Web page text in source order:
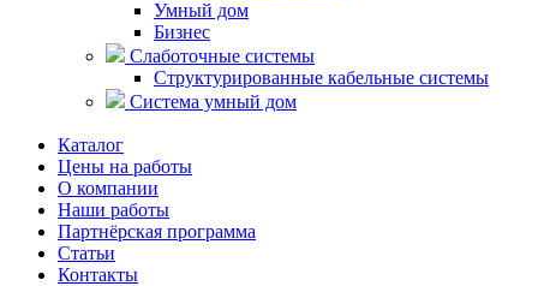
Умный дом
Бизнес
Слаботочные системы
Структурированные кабельные системы
Система умный дом
Каталог
Цены на работы
О компании
Наши работы
Партнёрская программа
Статьи
Контакты